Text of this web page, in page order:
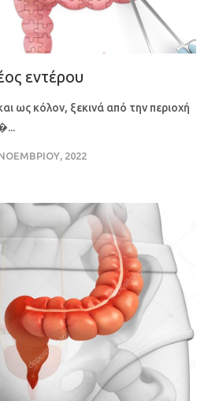
εντέρου
ως κόλον, ξεκινά από την περιοχή
2022